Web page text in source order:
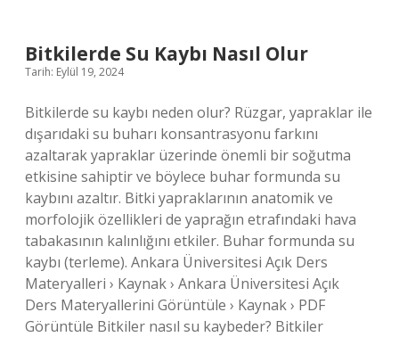
Bitkilerde Su Kaybı Nasıl Olur
Tarih: Eylül 19, 2024
Bitkilerde su kaybı neden olur? Rüzgar, yapraklar ile
dışarıdaki su buharı konsantrasyonu farkını
azaltarak yapraklar üzerinde önemli bir soğutma
etkisine sahiptir ve böylece buhar formunda su
kaybını azaltır. Bitki yapraklarının anatomik ve
morfolojik özellikleri de yaprağın etrafındaki hava
tabakasının kalınlığını etkiler. Buhar formunda su
kaybı (terleme). Ankara Üniversitesi Açık Ders
Materyalleri › Kaynak › Ankara Üniversitesi Açık
Ders Materyallerini Görüntüle › Kaynak › PDF
Görüntüle Bitkiler nasıl su kaybeder? Bitkiler